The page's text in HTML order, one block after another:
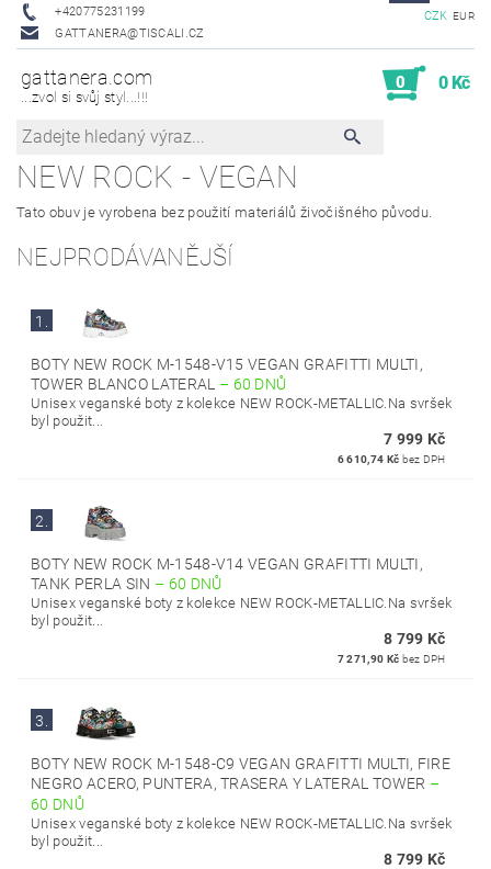
+420775231199
GATTANERA@TISCALI.CZ
CZK EUR
gattanera.com
...zvol si svůj styl...!!!
0 0 Kč
NEW ROCK - VEGAN
Tato obuv je vyrobena bez použití materiálů živočišného původu.
NEJPRODÁVANĚJŠÍ
1.
BOTY NEW ROCK M-1548-V15 VEGAN GRAFITTI MULTI,
TOWER BLANCO LATERAL – 60 DNŮ
Unisex veganské boty z kolekce NEW ROCK-METALLIC.Na svršek
byl použit...
7 999 Kč
6 610,74 Kč bez DPH
2.
BOTY NEW ROCK M-1548-V14 VEGAN GRAFITTI MULTI,
TANK PERLA SIN – 60 DNŮ
Unisex veganské boty z kolekce NEW ROCK-METALLIC.Na svršek
byl použit...
8 799 Kč
7 271,90 Kč bez DPH
3.
BOTY NEW ROCK M-1548-C9 VEGAN GRAFITTI MULTI, FIRE
NEGRO ACERO, PUNTERA, TRASERA Y LATERAL TOWER –
60 DNŮ
Unisex veganské boty z kolekce NEW ROCK-METALLIC.Na svršek
byl použit...
8 799 Kč